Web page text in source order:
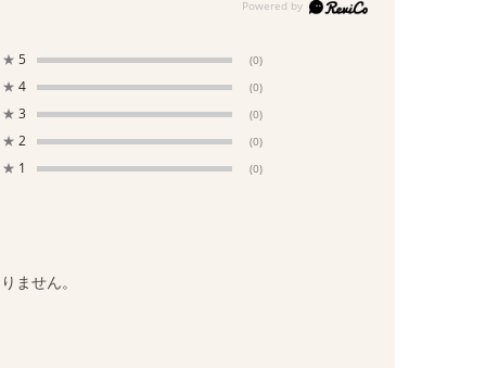
★ 5 (0)
★ 4 (0)
★ 3 (0)
★ 2 (0)
★ 1 (0)
ません。